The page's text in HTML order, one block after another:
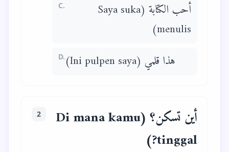
C.
أحب الكتابة (Saya suka
menulis)
D. هذا قلمي (Ini pulpen saya)
2
أين تسكن؟ (Di mana kamu
tinggal?)